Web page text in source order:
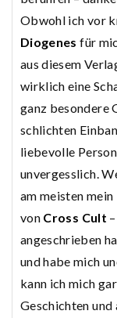
Obwohl ich vor
Diogenes für
aus diesem
wirklich eine
ganz besondere
schlichten
liebevolle
unvergesslich.
am meisten
von Cross Cult
angeschrieben
und habe mich
kann ich mich
Geschichten und